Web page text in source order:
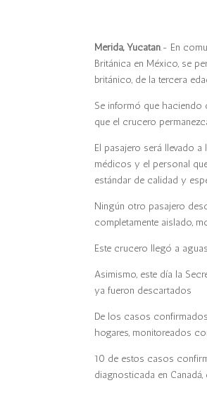
Mérida, Yucatán.- En
Británica en México, se
británico, de la tercera
Se informó que haciendo
que el crucero
El pasajero será llevado
médicos y el personal
estándar de calidad y
Ningún otro pasajero
completamente aislado,
Este crucero llegó a
Asimismo, este día la
ya fueron descartados
De los casos
hogares, monitoreados
10 de estos casos
diagnosticada en